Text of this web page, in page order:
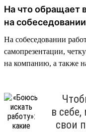
На что обращает
на собеседовании
На собеседовании
самопрезентации,
на компанию, а также
в
свои